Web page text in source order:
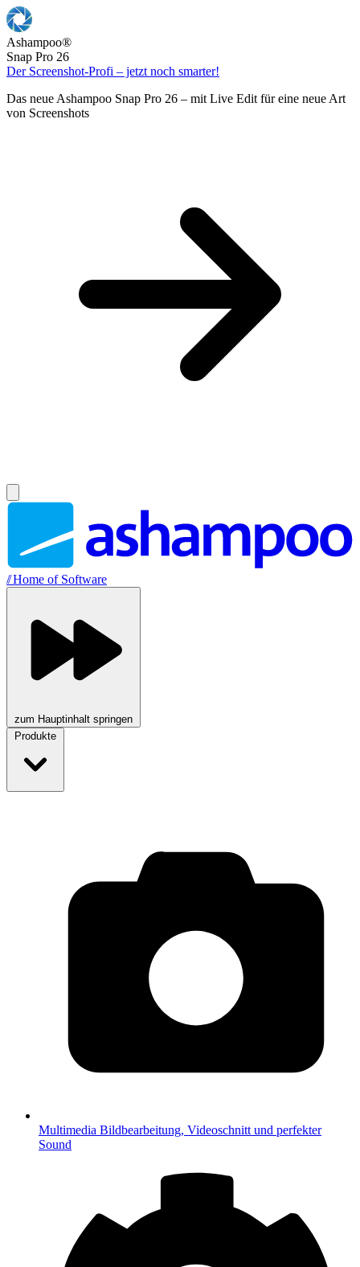
Ashampoo®
Snap Pro 26
Der Screenshot-Profi – jetzt noch smarter!
Das neue Ashampoo Snap Pro 26 – mit Live Edit für eine neue Art
von Screenshots
//Home of Software
zum Hauptinhalt springen
Produkte
Multimedia Bildbearbeitung, Videoschnitt und perfekter
Sound